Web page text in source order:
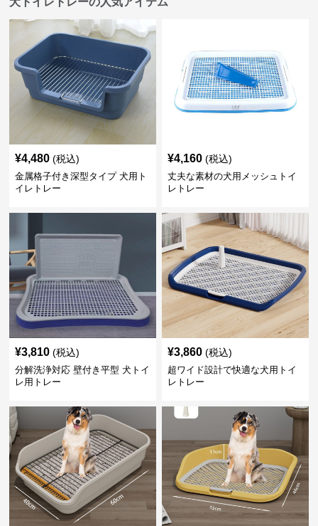
¥4,480 (税込)
金属格子付き深型タイプ 犬用ト
イレトレー
¥4,160 (税込)
丈夫な素材の犬用メッシュトイ
レトレー
¥3,810 (税込)
分解洗浄対応 壁付き平型 犬トイ
レ用トレー
¥3,860 (税込)
超ワイド設計で快適な犬用トイ
レトレー